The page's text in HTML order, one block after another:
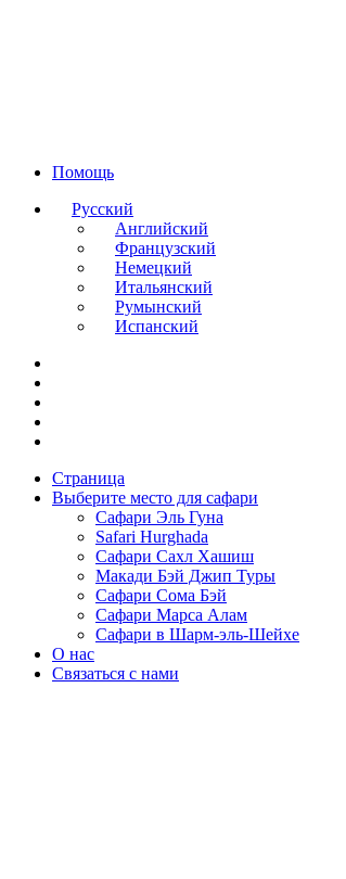
Помощь
Русский
Английский
Французский
Немецкий
Итальянский
Румынский
Испанский
Страница
Выберите место для сафари
Сафари Эль Гуна
Safari Hurghada
Сафари Сахл Хашиш
Макади Бэй Джип Туры
Сафари Сома Бэй
Сафари Марса Алам
Сафари в Шарм-эль-Шейхе
О нас
Связаться с нами